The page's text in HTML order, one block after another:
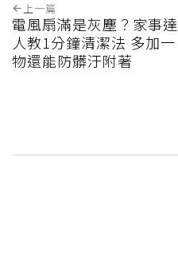
上一篇
電風扇滿是灰塵？家事達
人教1分鐘清潔法 多加一
物還能防髒汙附著